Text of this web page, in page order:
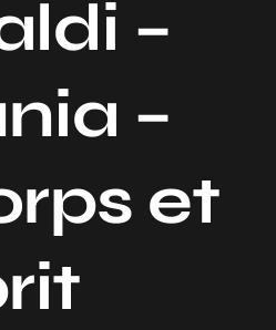
–
–
et